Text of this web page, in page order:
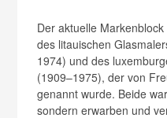
Der aktuelle
des litauischen
1974) und des
(1909–1975), der von
genannt wurde. Beide
sondern erwarben und